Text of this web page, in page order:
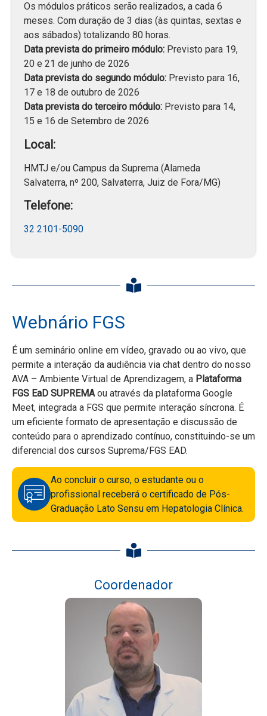
Os módulos práticos serão realizados, a cada 6
meses. Com duração de 3 dias (às quintas, sextas e
aos sábados) totalizando 80 horas.
Data prevista do primeiro módulo: Previsto para 19,
20 e 21 de junho de 2026
Data prevista do segundo módulo: Previsto para 16,
17 e 18 de outubro de 2026
Data prevista do terceiro módulo: Previsto para 14,
15 e 16 de Setembro de 2026
Local:
HMTJ e/ou Campus da Suprema (Alameda
Salvaterra, nº 200, Salvaterra, Juiz de Fora/MG)
Telefone:
32 2101-5090
Webnário FGS
É um seminário online em vídeo, gravado ou ao vivo, que
permite a interação da audiência via chat dentro do nosso
AVA – Ambiente Virtual de Aprendizagem, a Plataforma
FGS EaD SUPREMAou através da plataforma Google
Meet, integrada a FGS que permite interação síncrona. É
um eficiente formato de apresentação e discussão de
conteúdo para o aprendizado contínuo, constituindo-se um
diferencial dos cursos Suprema/FGS EAD.
Ao concluir o curso, o estudante ou o
profissional receberá o certificado de Pós-
Graduação Lato Sensu em Hepatologia Clínica.
Coordenador